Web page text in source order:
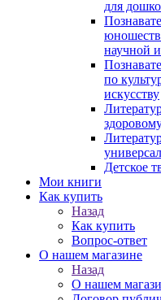
для
научной
по
искусству
Детское
Мои книги
Как купить
Назад
Как купить
Вопрос-ответ
О нашем магазине
Назад
О нашем